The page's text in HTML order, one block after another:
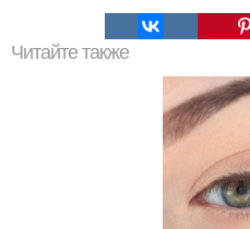
Читайте также